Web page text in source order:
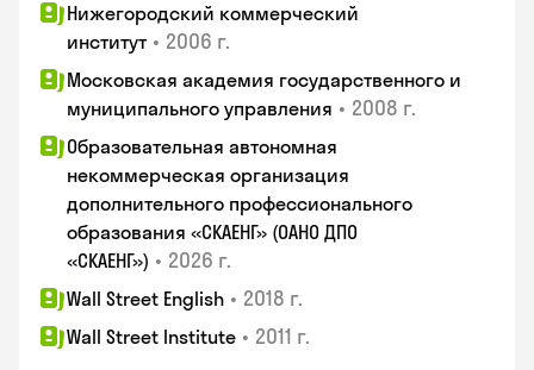
Нижегородский коммерческий
институт • 2006 г.
Московская академия государственного и
муниципального управления • 2008 г.
Образовательная автономная
некоммерческая организация
дополнительного профессионального
образования «СКАЕНГ» (ОАНО ДПО
«СКАЕНГ») • 2026 г.
Wall Street English • 2018 г.
Wall Street Institute • 2011 г.